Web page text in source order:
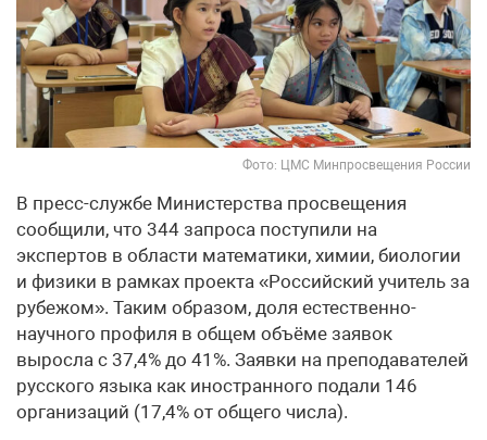
Фото: ЦМС Минпросвещения России
В пресс-службе Министерства просвещения
сообщили, что 344 запроса поступили на
экспертов в области математики, химии, биологии
и физики в рамках проекта «Российский учитель за
рубежом». Таким образом, доля естественно-
научного профиля в общем объёме заявок
выросла с 37,4% до 41%. Заявки на преподавателей
русского языка как иностранного подали 146
организаций (17,4% от общего числа).